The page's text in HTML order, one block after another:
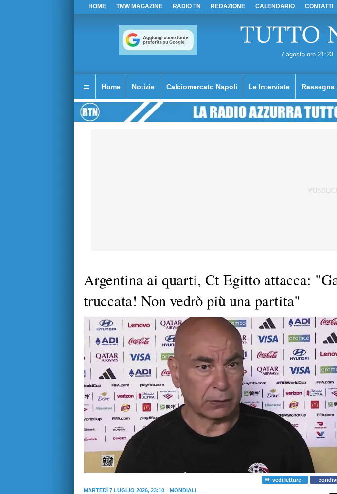
HOME TMW MAGAZINE RADIO TN REDAZIONE CALENDARIO CONTATTI
7 agosto ore 21:23
Home Notizie Calciomercato Napoli Le Interviste Rassegna
Argentina ai quarti, Ct Egitto attacca:
truccata! Non vedrò più una partita"
vedi letture
MARTEDÌ 7 LUGLIO 2026, 23:10
MONDIALI